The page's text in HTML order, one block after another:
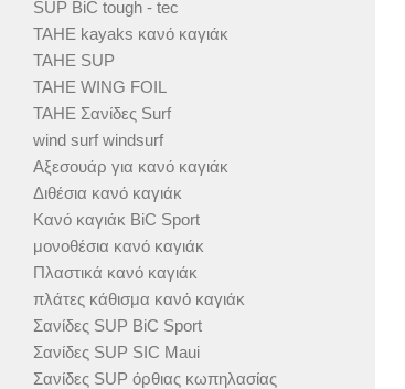
SUP BiC tough - tec
TAHE kayaks κανό καγιάκ
TAHE SUP
TAHE WING FOIL
TAHE Σανίδες Surf
wind surf windsurf
Αξεσουάρ για κανό καγιάκ
Διθέσια κανό καγιάκ
Κανό καγιάκ BiC Sport
μονοθέσια κανό καγιάκ
Πλαστικά κανό καγιάκ
πλάτες κάθισμα κανό καγιάκ
Σανίδες SUP BiC Sport
Σανίδες SUP SIC Maui
Σανίδες SUP όρθιας κωπηλασίας